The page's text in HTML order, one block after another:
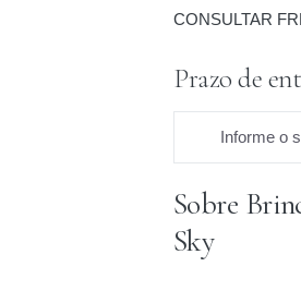
CONSULTAR
Prazo de
Informe o
Sobre
Sky